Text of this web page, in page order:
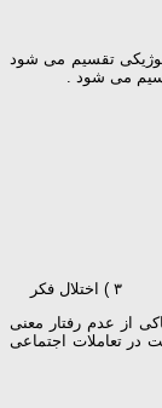
تقسیم می شود
می شود .
از عدم رفتار معنی
در تعاملات اجتماعی